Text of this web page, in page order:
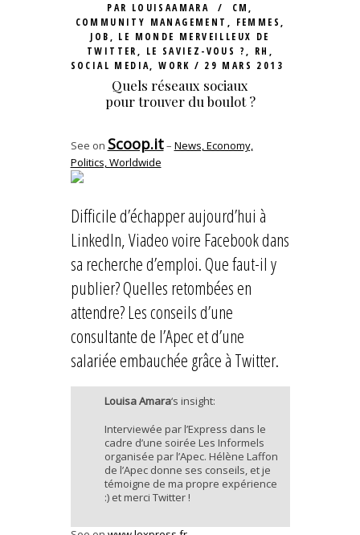
PAR LOUISAAMARA CM,
COMMUNITY MANAGEMENT , FEMMES,
JOB, LE MONDE MERVEILLEUX DE
TWITTER, LE SAVIEZ-VOUS ?, RH ,
SOCIAL MEDIA,WORK 29 MARS 2013
Quels réseaux sociaux
pour trouver du boulot ?
See on Scoop.it– News, Economy,
Politics, Worldwide
Difficile d’échapper aujourd’hui à
LinkedIn, Viadeo voire Facebook dans
sa recherche d’emploi. Que faut-il y
publier? Quelles retombées en
attendre? Les conseils d’une
consultante de l’Apec et d’une
salariée embauchée grâce à Twitter.
Louisa Amara‘s insight:
Interviewée par l’Express dans le
cadre d’une soirée Les Informels
organisée par l’Apec. Hélène Laffon
de l’Apec donne ses conseils, et je
témoigne de ma propre expérience
:) et merci Twitter !